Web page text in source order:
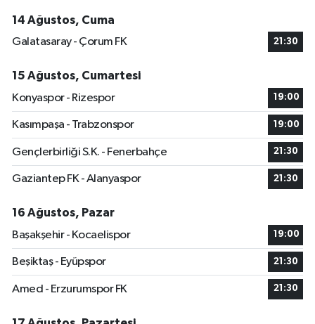
14 Ağustos, Cuma
Galatasaray - Çorum FK
21:30
15 Ağustos, Cumartesi
Konyaspor - Rizespor
19:00
Kasımpaşa - Trabzonspor 19:00
Gençlerbirliği S.K. - Fenerbahçe 21:30
Gaziantep FK - Alanyaspor 21:30
16 Ağustos, Pazar
Başakşehir - Kocaelispor
19:00
Beşiktaş - Eyüpspor 21:30
Amed - Erzurumspor FK 21:30